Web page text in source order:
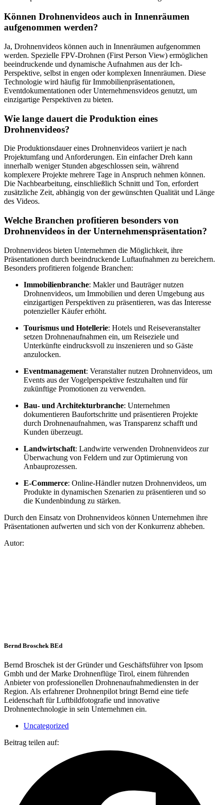
Können Drohnenvideos auch in Innenräumen
aufgenommen werden?
Ja, Drohnenvideos können auch in Innenräumen aufgenommen
werden. Spezielle FPV-Drohnen (First Person View) ermöglichen
beeindruckende und dynamische Aufnahmen aus der Ich-
Perspektive, selbst in engen oder komplexen Innenräumen. Diese
Technologie wird häufig für Immobilienpräsentationen,
Eventdokumentationen oder Unternehmensvideos genutzt, um
einzigartige Perspektiven zu bieten.
Wie lange dauert die Produktion eines
Drohnenvideos?
Die Produktionsdauer eines Drohnenvideos variiert je nach
Projektumfang und Anforderungen. Ein einfacher Dreh kann
innerhalb weniger Stunden abgeschlossen sein, während
komplexere Projekte mehrere Tage in Anspruch nehmen können.
Die Nachbearbeitung, einschließlich Schnitt und Ton, erfordert
zusätzliche Zeit, abhängig von der gewünschten Qualität und Länge
des Videos.
Welche Branchen profitieren besonders von
Drohnenvideos in der Unternehmenspräsentation?
Drohnenvideos bieten Unternehmen die Möglichkeit, ihre
Präsentationen durch beeindruckende Luftaufnahmen zu bereichern.
Besonders profitieren folgende Branchen:
Immobilienbranche: Makler und Bauträger nutzen
Drohnenvideos, um Immobilien und deren Umgebung aus
einzigartigen Perspektiven zu präsentieren, was das Interesse
potenzieller Käufer erhöht.
Tourismus und Hotellerie: Hotels und Reiseveranstalter
setzen Drohnenaufnahmen ein, um Reiseziele und
Unterkünfte eindrucksvoll zu inszenieren und so Gäste
anzulocken.
Eventmanagement: Veranstalter nutzen Drohnenvideos, um
Events aus der Vogelperspektive festzuhalten und für
zukünftige Promotionen zu verwenden.
Bau- und Architekturbranche: Unternehmen
dokumentieren Baufortschritte und präsentieren Projekte
durch Drohnenaufnahmen, was Transparenz schafft und
Kunden überzeugt.
Landwirtschaft: Landwirte verwenden Drohnenvideos zur
Überwachung von Feldern und zur Optimierung von
Anbauprozessen.
E-Commerce: Online-Händler nutzen Drohnenvideos, um
Produkte in dynamischen Szenarien zu präsentieren und so
die Kundenbindung zu stärken.
Durch den Einsatz von Drohnenvideos können Unternehmen ihre
Präsentationen aufwerten und sich von der Konkurrenz abheben.
Autor:
Bernd Broschek BEd
Bernd Broschek ist der Gründer und Geschäftsführer von Ipsom
Gmbh und der Marke Drohnenflüge Tirol, einem führenden
Anbieter von professionellen Drohnenaufnahmediensten in der
Region. Als erfahrener Drohnenpilot bringt Bernd eine tiefe
Leidenschaft für Luftbildfotografie und innovative
Drohnentechnologie in sein Unternehmen ein.
Uncategorized
Beitrag teilen auf: